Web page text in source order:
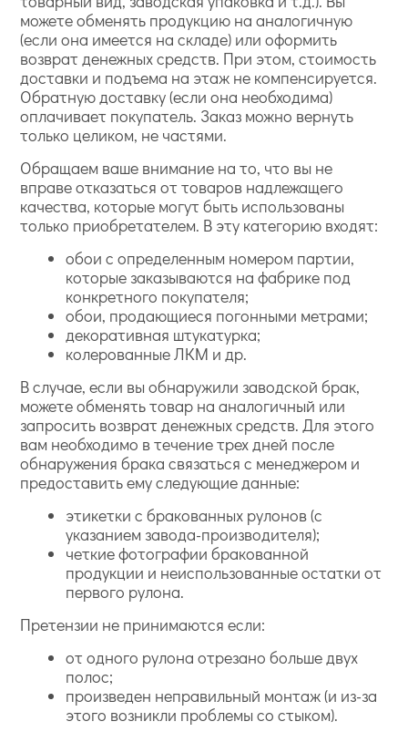
можете обменять продукцию на аналогичную
(если она имеется на складе) или оформить
возврат денежных средств. При этом, стоимость
доставки и подъема на этаж не компенсируется.
Обратную доставку (если она необходима)
оплачивает покупатель. Заказ можно вернуть
только целиком, не частями.
Обращаем ваше внимание на то, что вы не
вправе отказаться от товаров надлежащего
качества, которые могут быть использованы
только приобретателем. В эту категорию входят:
обои с определенным номером партии,
которые заказываются на фабрике под
конкретного покупателя;
обои, продающиеся погонными метрами;
декоративная штукатурка;
колерованные ЛКМ и др.
В случае, если вы обнаружили заводской брак,
можете обменять товар на аналогичный или
запросить возврат денежных средств. Для этого
вам необходимо в течение трех дней после
обнаружения брака связаться с менеджером и
предоставить ему следующие данные:
этикетки с бракованных рулонов (с
указанием завода-производителя);
четкие фотографии бракованной
продукции и неиспользованные остатки от
первого рулона.
Претензии не принимаются если:
от одного рулона отрезано больше двух
полос;
произведен неправильный монтаж (и из-за
этого возникли проблемы со стыком).